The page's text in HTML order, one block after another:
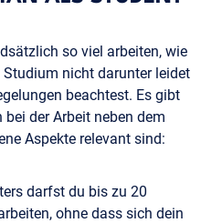
so viel arbeiten, wie
nicht darunter leidet
beachtest. Es gibt
der Arbeit neben dem
Aspekte relevant sind:
darfst du bis zu 20
ohne dass sich dein